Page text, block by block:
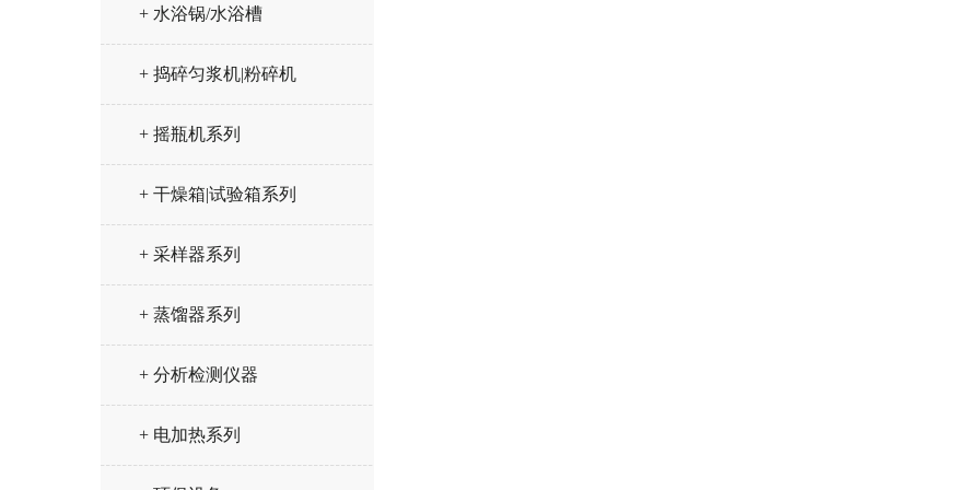
+ 水浴锅/水浴槽
+ 捣碎匀浆机|粉碎机
+ 摇瓶机系列
+ 干燥箱|试验箱系列
+ 采样器系列
+ 蒸馏器系列
+ 分析检测仪器
+ 电加热系列